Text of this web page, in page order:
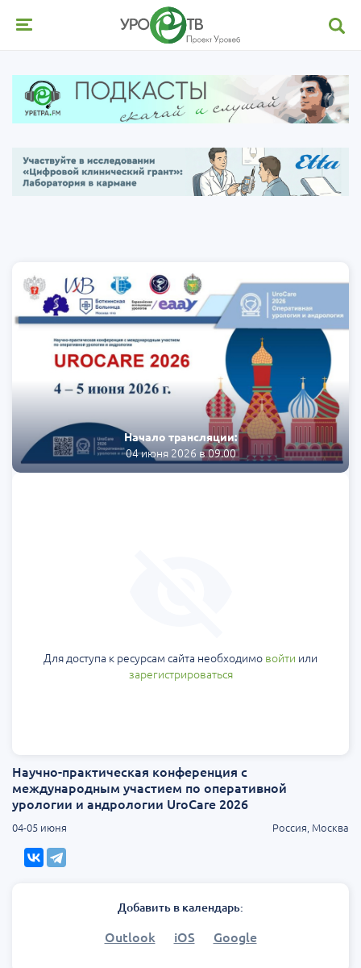
Начало трансляции:
04 июня 2026 в 09.00
Для доступа к ресурсам сайта необходимо войти или
зарегистрироваться
Научно-практическая конференция с
международным участием по оперативной
урологии и андрологии UroCare 2026
04-05 июня Россия, Москва
Добавить в календарь:
Outlook iOS Google